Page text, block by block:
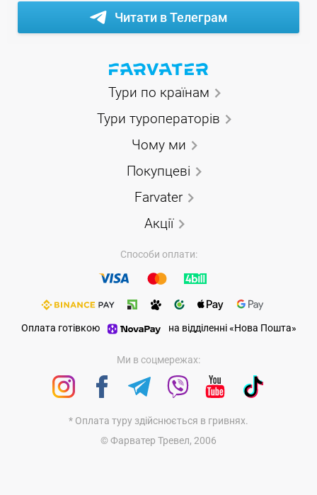
Читати в Телеграм
Тури по країнам
Тури туроператорів
Чому ми
Покупцеві
Farvater
Акції
Способи оплати:
Оплата готівкою на відділенні «Нова Пошта»
Ми в соцмережах:
* Оплата туру здійснюється в гривнях.
© Фарватер Тревел, 2006